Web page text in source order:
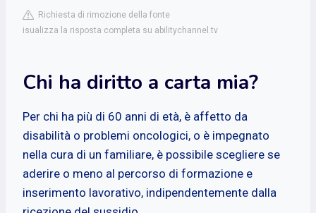
Richiesta di rimozione della fonte
isualizza la risposta completa su abilitychannel.tv
Chi ha diritto a carta mia?
Per chi ha più di 60 anni di età, è affetto da
disabilità o problemi oncologici, o è impegnato
nella cura di un familiare, è possibile scegliere se
aderire o meno al percorso di formazione e
inserimento lavorativo, indipendentemente dalla